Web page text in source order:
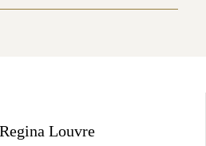
Louvre